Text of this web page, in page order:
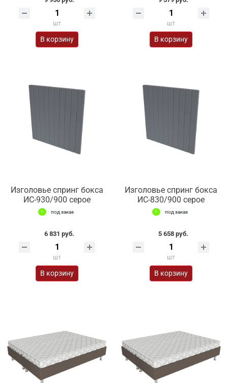
шт
В корзину
шт
В корзину
Изголовье спринг бокса
ИС-930/900 серое
под заказ
6 831 руб.
шт
В корзину
Изголовье спринг бокса
ИС-830/900 серое
под заказ
5 658 руб.
шт
В корзину